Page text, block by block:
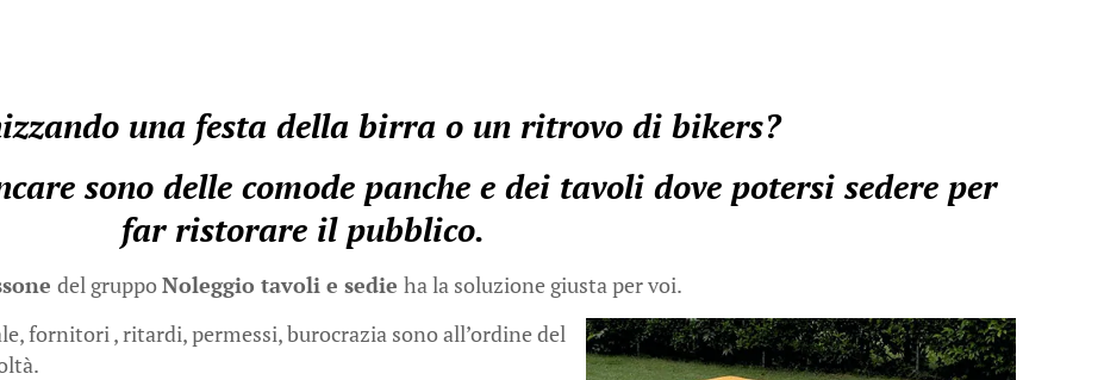
una festa della birra o un ritrovo di bikers?
sono delle comode panche e dei tavoli dove potersi sedere per
far ristorare il pubblico.
del gruppoNoleggio tavoli e sedieha la soluzione giusta per voi.
fornitori , ritardi, permessi, burocrazia sono all’ordine del